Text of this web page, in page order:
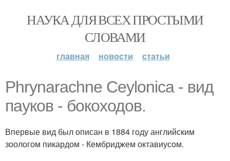
НАУКА ДЛЯ ВСЕХ ПРОСТЫМИ
СЛОВАМИ
главная новости статьи
Phrynarachne Ceylonica - вид
пауков - бокоходов.
Впервые вид был описан в 1884 году английским
зоологом пикардом - Кембриджем октавиусом.